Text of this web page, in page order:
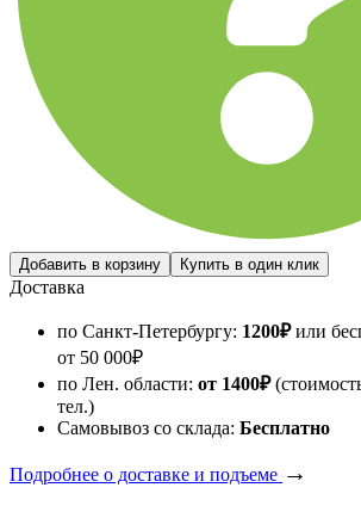
Доставка
по Санкт-Петербургу: 1200₽или
от 50 000₽
по Лен. области: от 1400₽
тел.)
Самовывоз со склада: Бесплатно
Подробнее о доставке и подъеме →